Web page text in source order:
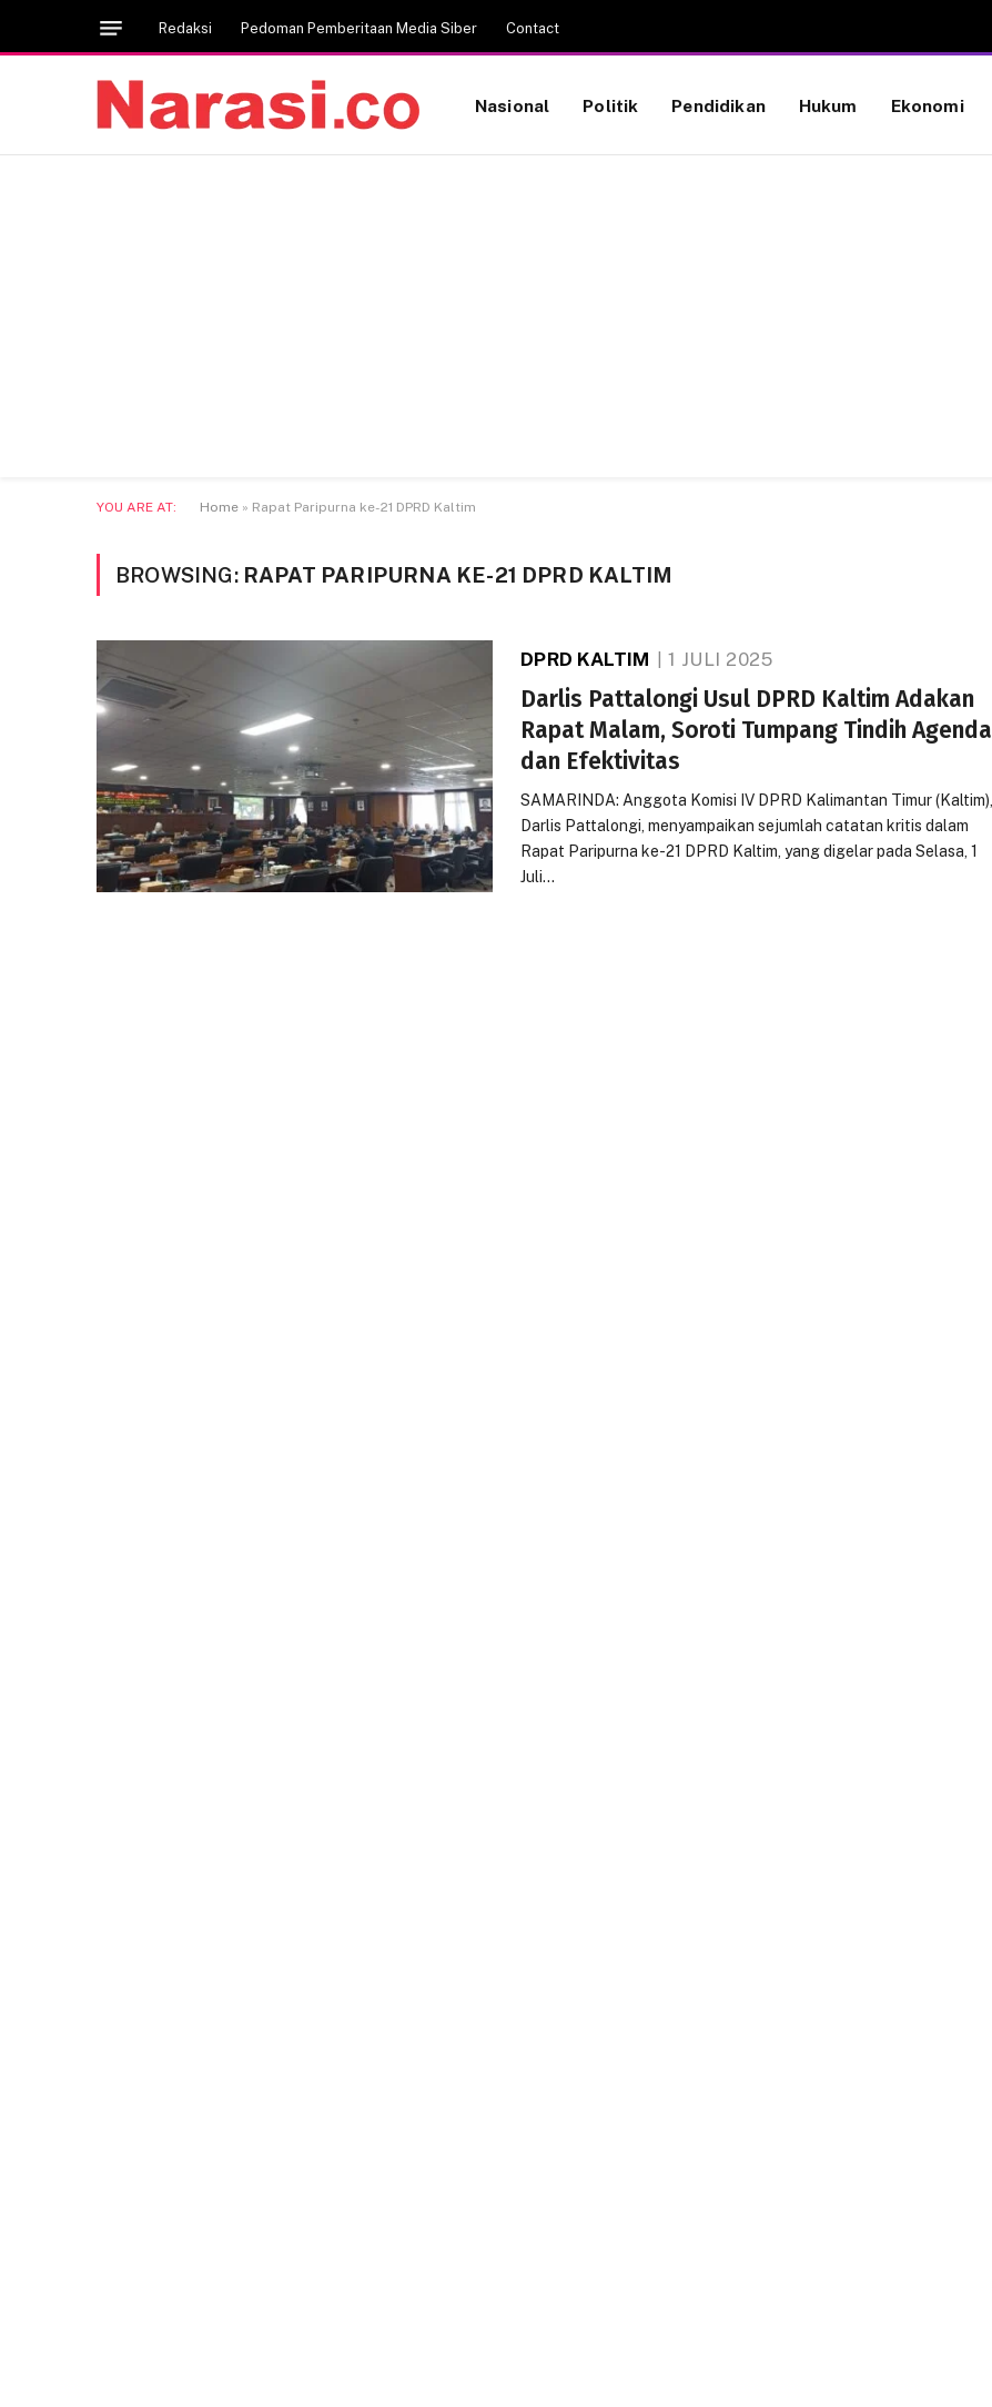
Redaksi Pedoman Pemberitaan Media Siber Contact
Nasional Politik Pendidikan Hukum Ekonomi
YOU ARE AT: Home » Rapat Paripurna ke-21 DPRD Kaltim
BROWSING: RAPAT PARIPURNA KE-21 DPRD KALTIM
DPRD KALTIM 1 JULI 2025
Darlis Pattalongi Usul DPRD Kaltim Adakan
Rapat Malam, Soroti Tumpang Tindih Agenda
dan Efektivitas
SAMARINDA: Anggota Komisi IV DPRD Kalimantan Timur (Kaltim),
Darlis Pattalongi, menyampaikan sejumlah catatan kritis dalam
Rapat Paripurna ke-21 DPRD Kaltim, yang digelar pada Selasa, 1
Juli…